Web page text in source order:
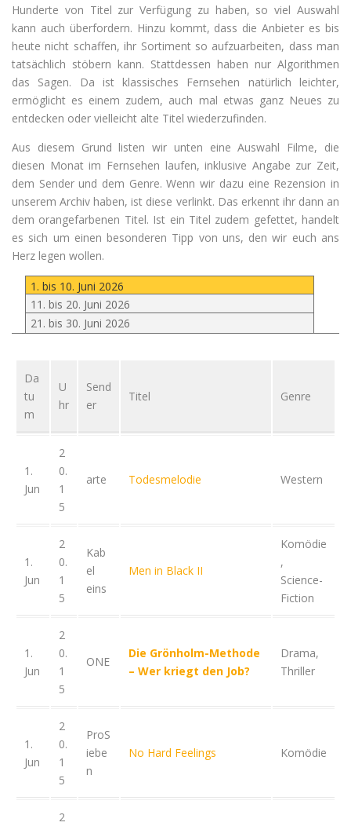
Hunderte von Titel zur Verfügung zu haben, so viel Auswahl
kann auch überfordern. Hinzu kommt, dass die Anbieter es bis
heute nicht schaffen, ihr Sortiment so aufzuarbeiten, dass man
tatsächlich stöbern kann. Stattdessen haben nur Algorithmen
das Sagen. Da ist klassisches Fernsehen natürlich leichter,
ermöglicht es einem zudem, auch mal etwas ganz Neues zu
entdecken oder vielleicht alte Titel wiederzufinden.
Aus diesem Grund listen wir unten eine Auswahl Filme, die
diesen Monat im Fernsehen laufen, inklusive Angabe zur Zeit,
dem Sender und dem Genre. Wenn wir dazu eine Rezension in
unserem Archiv haben, ist diese verlinkt. Das erkennt ihr dann an
dem orangefarbenen Titel. Ist ein Titel zudem gefettet, handelt
es sich um einen besonderen Tipp von uns, den wir euch ans
Herz legen wollen.
1. bis 10. Juni 2026
11. bis 20. Juni 2026
21. bis 30. Juni 2026
Da
tu
m
U
hr
Send
er
Titel Genre
1.
Jun
2
0.
1
5
arte Todesmelodie Western
1.
Jun
2
0.
1
5
Kab
el
eins
Men in Black II
Komödie
,
Science-
Fiction
1.
Jun
2
0.
1
5
ONE
Die Grönholm-Methode
– Wer kriegt den Job?
Drama,
Thriller
1.
Jun
2
0.
1
5
ProS
iebe
n
No Hard Feelings Komödie
2